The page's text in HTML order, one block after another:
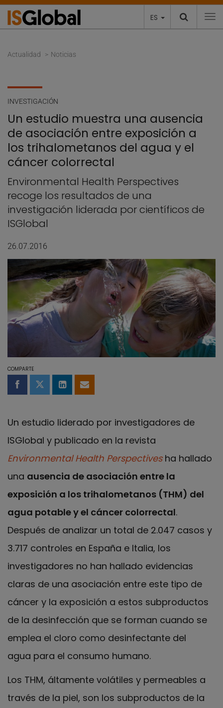
ES
Actualidad Noticias
INVESTIGACIÓN
Un estudio muestra una ausencia
de asociación entre exposición a
los trihalometanos del agua y el
cáncer colorrectal
Environmental Health Perspectives
recoge los resultados de una
investigación liderada por científicos de
ISGlobal
26.07.2016
COMPARTE
Compartir en Facebook
Compartir en Twitter
Compartir en LinkedIn
Compartir por email
Un estudio liderado por investigadores de
ISGlobal y publicado en la revista
Environmental Health Perspectivesha hallado
una ausencia de asociación entre la
exposición a los trihalometanos (THM) del
agua potable y el cáncer colorrectal.
Después de analizar un total de 2.047 casos y
3.717 controles en España e Italia, los
investigadores no han hallado evidencias
claras de una asociación entre este tipo de
cáncer y la exposición a estos subproductos
de la desinfección que se forman cuando se
emplea el cloro como desinfectante del
agua para el consumo humano.
Los THM, áltamente volátiles y permeables a
través de la piel, son los subproductos de la